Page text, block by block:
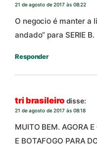
21 de agosto de 2017 às 08:22
O negocio é manter a
andado” para SERIE B.
Responder
tri brasileiro disse:
21 de agosto de 2017 às 08:18
MUITO BEM. AGORA
E BOTAFOGO PARA